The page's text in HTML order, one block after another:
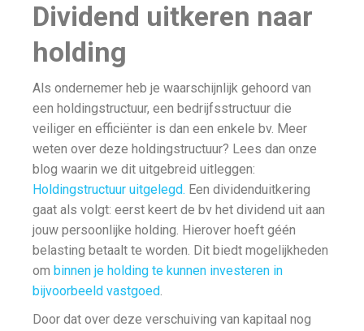
Dividend uitkeren naar
holding
Als ondernemer heb je waarschijnlijk gehoord van
een holdingstructuur, een bedrijfsstructuur die
veiliger en efficiënter is dan een enkele bv. Meer
weten over deze holdingstructuur? Lees dan onze
blog waarin we dit uitgebreid uitleggen:
Holdingstructuur uitgelegd. Een dividenduitkering
gaat als volgt: eerst keert de bv het dividend uit aan
jouw persoonlijke holding. Hierover hoeft géén
belasting betaalt te worden. Dit biedt mogelijkheden
om binnen je holding te kunnen investeren in
bijvoorbeeld vastgoed.
Door dat over deze verschuiving van kapitaal nog